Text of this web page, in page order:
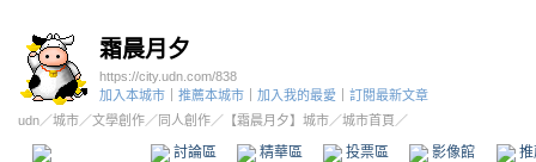
霜晨月夕
https://city.udn.com/838
加入本城市
推薦本城市 加入我的最愛
訂閱最新文章
udn／城市／文學創作／同人創作／ 【霜晨月夕】城市／城市首頁／
討論區 精華區 投票區 影像館